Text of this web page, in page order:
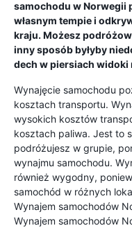
samochodu w Norwegii
własnym tempie i
kraju. Możesz
inny sposób byłyby
dech w piersiach widoki
Wynajęcie samochodu
kosztach transportu.
wysokich kosztów
kosztach paliwa. Jest to
podróżujesz w grupie,
wynajmu samochodu.
również wygodny,
samochód w różnych
Wynajem samochodów
Wynajem samochodów